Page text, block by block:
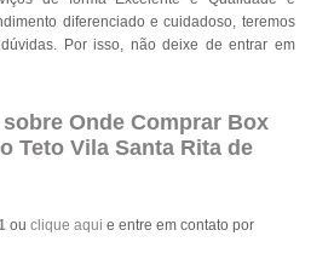
diferenciado e cuidadoso, teremos
Por isso, não deixe de entrar em
Onde Comprar Box
Teto Vila Santa Rita de
ouclique aqui e entre em contato por